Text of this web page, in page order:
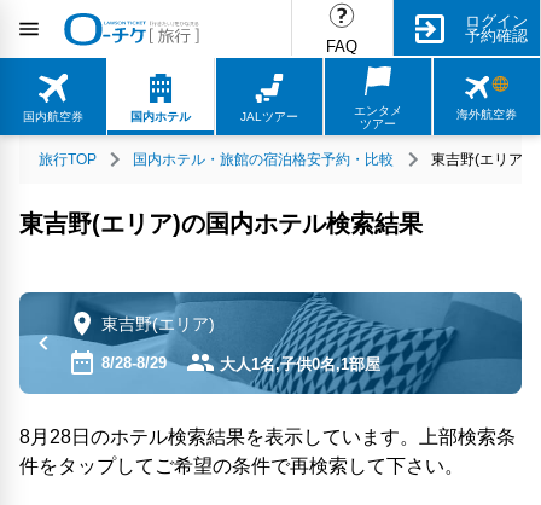
FAQ
ログイン
予約確認
国内航空券 国内ホテル JALツアー
エンタメ
ツアー
海外航空券
旅行TOP 国内ホテル・旅館の宿泊格安予約・比較 東吉野(エリア)
東吉野(エリア)の国内ホテル検索結果
東吉野(エリア)
8/28-8/29 大人1名,子供0名,1部屋
8月28日のホテル検索結果を表示しています。上部検索条
件をタップしてご希望の条件で再検索して下さい。